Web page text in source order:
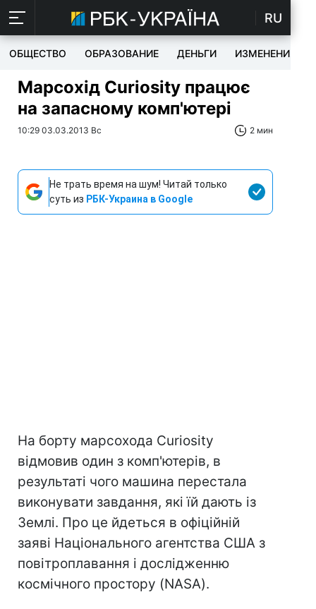
RU
ОБЩЕСТВО ОБРАЗОВАНИЕ ДЕНЬГИ ИЗМЕНЕНИЯ
Марсохід Curiosity працює
на запасному комп'ютері
10:29 03.03.2013 Вс 2 мин
Не трать время на шум! Читай только
суть из РБК-Украина в Google
На борту марсохода Curiosity
відмовив один з комп'ютерів, в
результаті чого машина перестала
виконувати завдання, які їй дають із
Землі. Про це йдеться в офіційній
заяві Національного агентства США з
повітроплавання і дослідженню
космічного простору (NASA).